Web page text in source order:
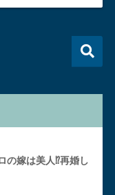
の嫁は美人⁉︎再婚し